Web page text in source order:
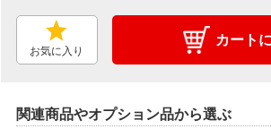
お気に入り
カート
関連商品やオプション品から選ぶ